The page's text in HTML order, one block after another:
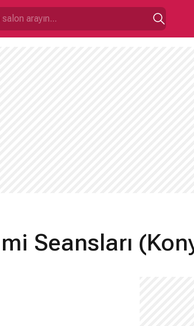
Seansları